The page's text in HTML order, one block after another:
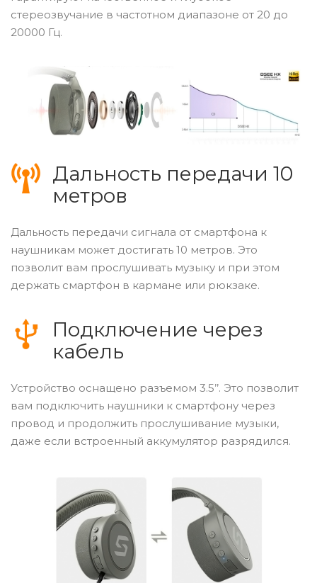
стереозвучание в частотном диапазоне от 20 до
20000 Гц.
Дальность передачи 10
метров
Дальность передачи сигнала от смартфона к
наушникам может достигать 10 метров. Это
позволит вам прослушивать музыку и при этом
держать смартфон в кармане или рюкзаке.
Подключение через
кабель
Устройство оснащено разъемом 3.5’’. Это позволит
вам подключить наушники к смартфону через
провод и продолжить прослушивание музыки,
даже если встроенный аккумулятор разрядился.